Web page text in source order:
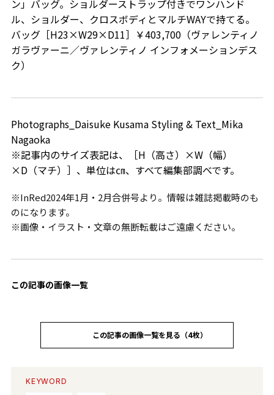
ン」バッグ。ショルダーストラップ付きでワンハンド
ル、ショルダー、クロスボディとマルチWAYで持てる。
バッグ［H23×W29×D11］￥403,700（ヴァレンティノ
ガラヴァーニ／ヴァレンティノ インフォメーションデス
ク）
Photographs_Daisuke Kusama Styling & Text_Mika
Nagaoka
※記事内のサイズ表記は、［H（高さ）×W（幅）
×D（マチ）］、単位は㎝、すべて編集部調べです。
※InRed2024年1月・2月合併号より。情報は雑誌掲載時のも
のになります。
※画像・イラスト・文章の無断転載はご遠慮ください。
この記事の画像一覧
この記事の画像一覧を見る（4枚）
KEYWORD